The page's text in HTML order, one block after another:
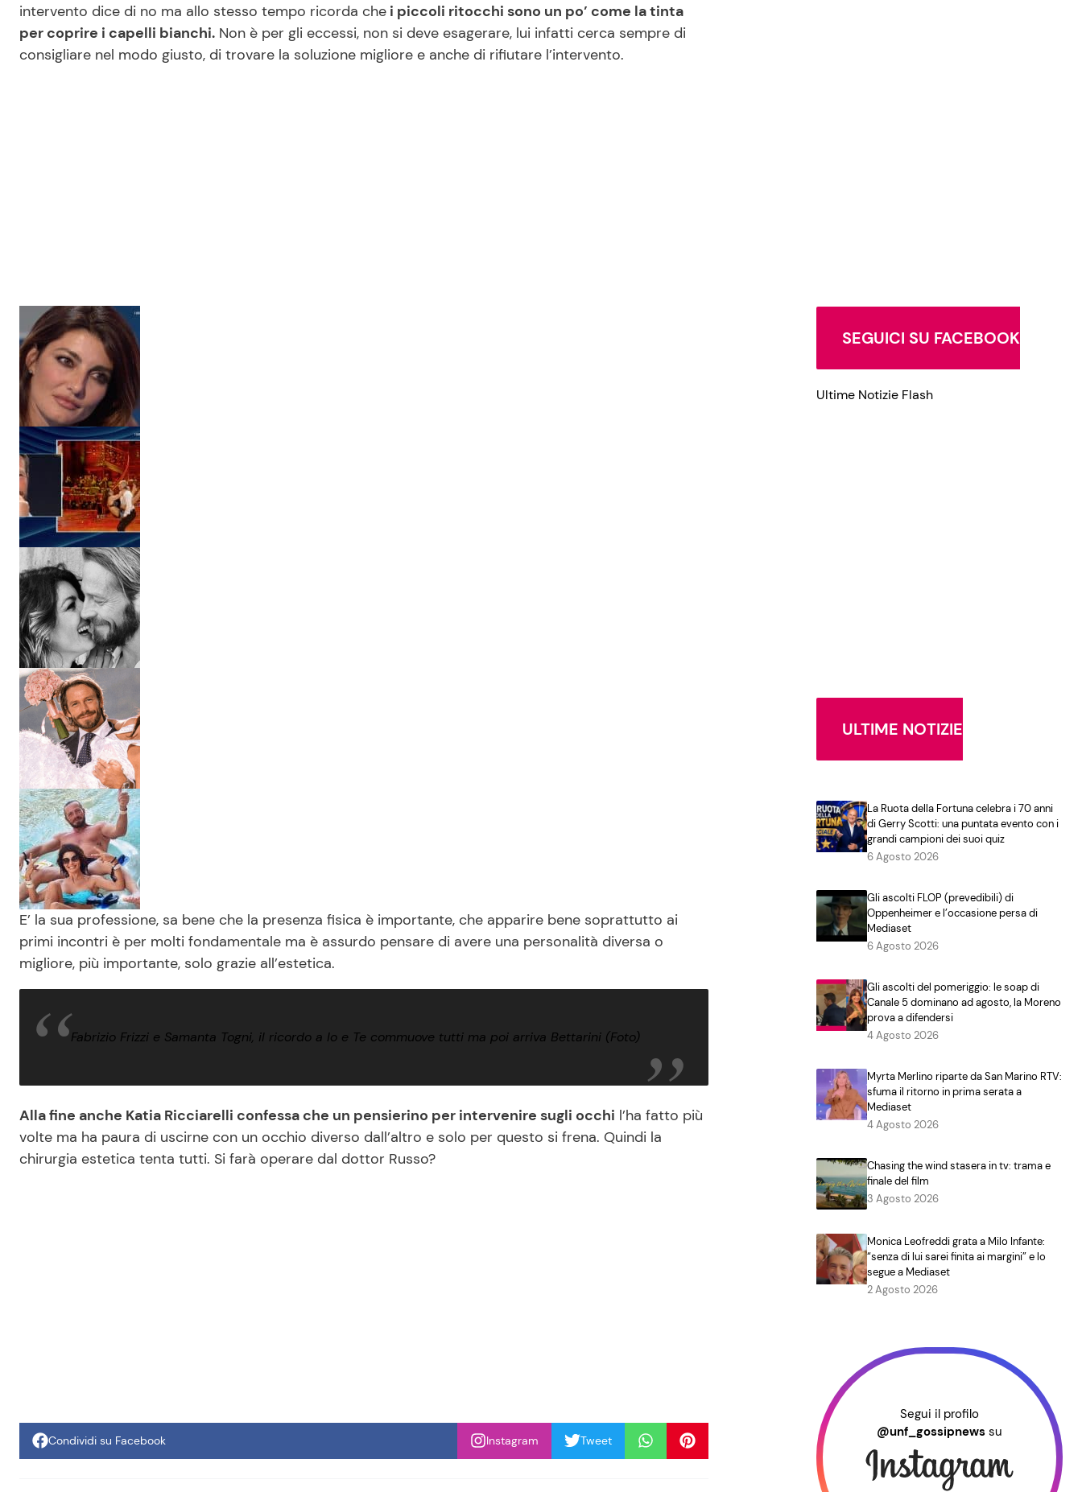
intervento dice di no ma allo stesso tempo ricorda che i piccoli ritocchi sono un po’ come la tinta
per coprire i capelli bianchi. Non è per gli eccessi, non si deve esagerare, lui infatti cerca sempre di
consigliare nel modo giusto, di trovare la soluzione migliore e anche di rifiutare l’intervento.
E’ la sua professione, sa bene che la presenza fisica è importante, che apparire bene soprattutto ai
primi incontri è per molti fondamentale ma è assurdo pensare di avere una personalità diversa o
migliore, più importante, solo grazie all’estetica.
Fabrizio Frizzi e Samanta Togni, il ricordo a Io e Te commuove tutti ma poi arriva Bettarini (Foto)
Alla fine anche Katia Ricciarelli confessa che un pensierino per intervenire sugli occhi l’ha fatto più
volte ma ha paura di uscirne con un occhio diverso dall’altro e solo per questo si frena. Quindi la
chirurgia estetica tenta tutti. Si farà operare dal dottor Russo?
Condividi su Facebook Instagram Tweet
SEGUICI SU FACEBOOK
Ultime Notizie Flash
ULTIME NOTIZIE
La Ruota della Fortuna celebra i 70 anni
di Gerry Scotti: una puntata evento con i
grandi campioni dei suoi quiz
6 Agosto 2026
Gli ascolti FLOP (prevedibili) di
Oppenheimer e l’occasione persa di
Mediaset
6 Agosto 2026
Gli ascolti del pomeriggio: le soap di
Canale 5 dominano ad agosto, la Moreno
prova a difendersi
4 Agosto 2026
Myrta Merlino riparte da San Marino RTV:
sfuma il ritorno in prima serata a
Mediaset
4 Agosto 2026
Chasing the wind stasera in tv: trama e
finale del film
3 Agosto 2026
Monica Leofreddi grata a Milo Infante:
“senza di lui sarei finita ai margini” e lo
segue a Mediaset
2 Agosto 2026
Segui il profilo
@unf_gossipnews su